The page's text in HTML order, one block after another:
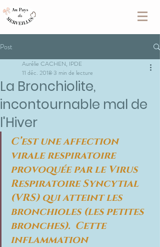
Post
La Bronchiolite,
incontournable mal de
l'Hiver
Aurélie CACHEN, IPDE
11 déc. 2018 3 min de lecture
C’est une affection
virale respiratoire
provoquée par le Virus
Respiratoire Syncytial
(VRS) qui atteint les
bronchioles (les petites
bronches).  Cette
inflammation